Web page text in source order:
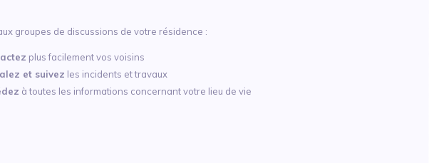
groupes de discussions de votre résidence :
plus facilement vos voisins
et suivez les incidents et travaux
à toutes les informations concernant votre lieu de vie